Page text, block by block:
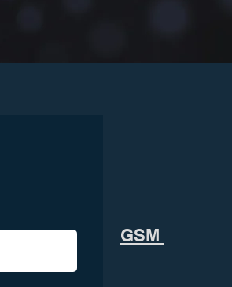
GSM